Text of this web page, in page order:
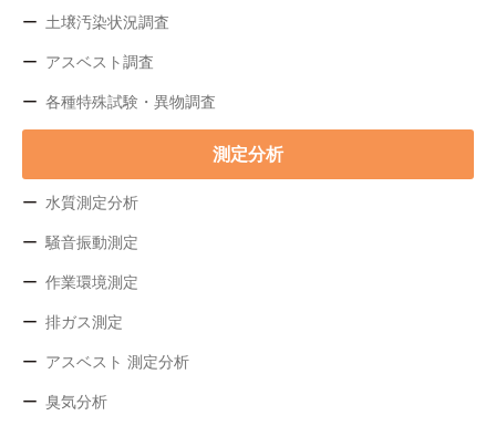
土壌汚染状況調査
アスベスト調査
各種特殊試験・異物調査
測定分析
水質測定分析
騒音振動測定
作業環境測定
排ガス測定
アスベスト 測定分析
臭気分析